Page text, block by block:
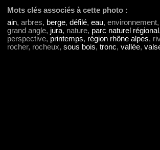
Mots clés associés à cette photo :
ain, arbres, berge, défilé, eau, environnement,
grand angle, jura, nature, parc naturel régional ,
perspective, printemps, région rhône alpes,
rocher, rocheux, sous bois, tronc, vallée,